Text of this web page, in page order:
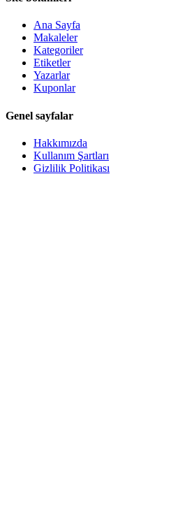
Ana Sayfa
Makaleler
Kategoriler
Etiketler
Yazarlar
Kuponlar
Genel sayfalar
Hakkımızda
Kullanım Şartları
Gizlilik Politikası